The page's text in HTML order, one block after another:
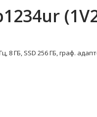
8 ГБ, SSD 256 ГБ, граф.